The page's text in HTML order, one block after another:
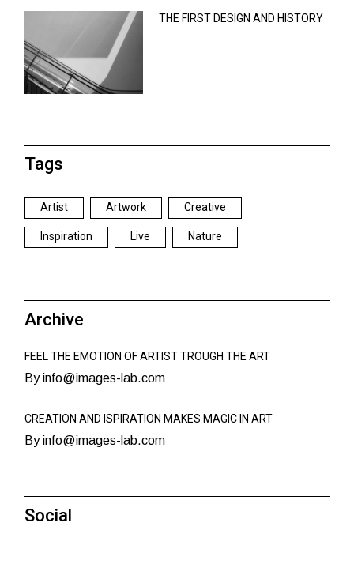
THE FIRST DESIGN AND HISTORY
Tags
Artist Artwork Creative
Inspiration Live Nature
Archive
FEEL THE EMOTION OF ARTIST TROUGH THE ART
By info@images-lab.com
CREATION AND ISPIRATION MAKES MAGIC IN ART
By info@images-lab.com
Social